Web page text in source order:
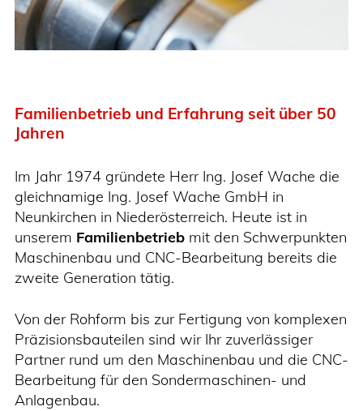
Familienbetrieb und Erfahrung seit über 50
Jahren
Im Jahr 1974 gründete Herr Ing. Josef Wache die
gleichnamige Ing. Josef Wache GmbH in
Neunkirchen in Niederösterreich. Heute ist in
unserem Familienbetrieb mit den Schwerpunkten
Maschinenbau und CNC-Bearbeitung bereits die
zweite Generation tätig.
Von der Rohform bis zur Fertigung von komplexen
Präzisionsbauteilen sind wir Ihr zuverlässiger
Partner rund um den Maschinenbau und die CNC-
Bearbeitung für den Sondermaschinen- und
Anlagenbau.